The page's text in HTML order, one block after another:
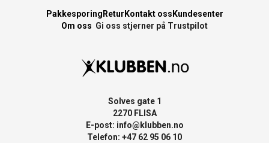
PakkesporingReturKontakt ossKundesenter
Om oss Gi oss stjerner på Trustpilot
Solves gate 1
2270 FLISA
E-post: info@klubben.no
Telefon: +47 62 95 06 10